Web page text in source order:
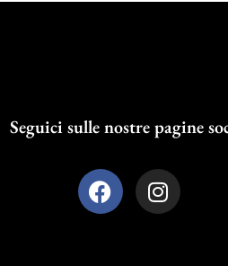
Seguici sulle nostre pagine
F
a
I
n